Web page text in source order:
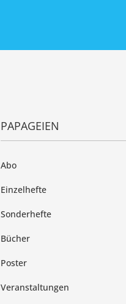
PAPAGEIEN
Abo
Einzelhefte
Sonderhefte
Bücher
Poster
Veranstaltungen